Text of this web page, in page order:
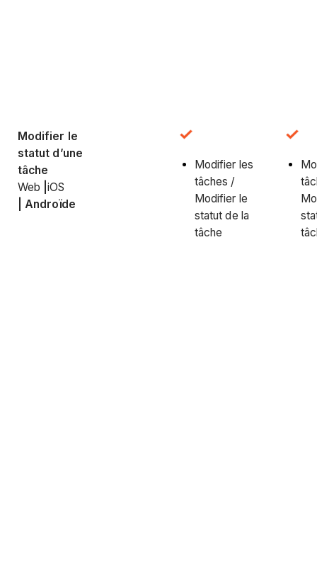
Modifier le
statut d’une
tâche
Web |iOS
Androïde
Modifier les
tâches /
Modifier le
statut de la
tâche